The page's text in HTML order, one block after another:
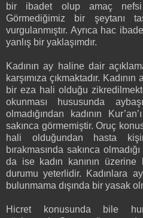
bir ibadet olup amaç nefsi
Görmediğimiz bir şeytanı
vurgulanmıştır. Ayrıca hac
yanlış bir yaklaşımdır.
Kadının ay haline dair
karşımıza çıkmaktadır.
bir eza hali olduğu
okunması hususunda
olmadığından kadının
sakınca görmemiştir. Oruç
hali olduğundan hasta
bırakmasında sakınca
da ise kadın kanının üzerine
durumu yeterlidir. Kadınlara
bulunmama dışında bir yasak
Hicret konusunda bile